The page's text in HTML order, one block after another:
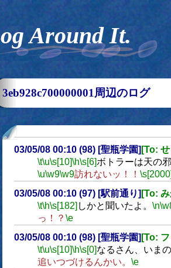
Log Around It.
3eb928c700000001周辺のログ
03/05/08 00:10 (98) [聖瓶学園] [To:
\t\u\s[10]\h\s[6]ボトラーは天の
\u\w9\w9訪れないッ！！ \s[2000]
03/05/08 00:10 (97) [駅前通り] [To:
\t\h\s[182] しかと聞いたよ。 \n
っ！？ \e
03/05/08 00:10 (98) [聖瓶学園] [To:
\t\u\s[10]\h\s[0]なるさん、いま
追いつづけるんかい。 \e